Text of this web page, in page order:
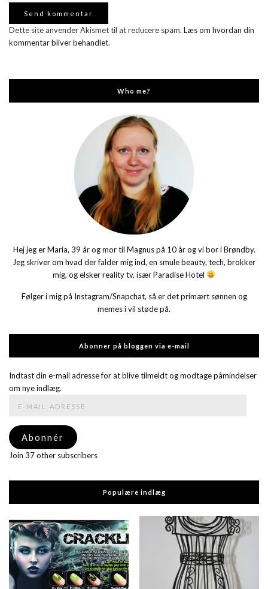
Dette site anvender Akismet til at reducere spam. Læs om hvordan din
kommentar bliver behandlet.
Who me?
Hej jeg er Maria, 39 år og mor til Magnus på 10 år og vi bor i Brøndby.
Jeg skriver om hvad der falder mig ind, en smule beauty, tech, brokker
mig, og elsker reality tv, især Paradise Hotel
Følger i mig på Instagram/Snapchat, så er det primært sønnen og
memes i vil støde på.
Abonner på bloggen via e-mail
Indtast din e-mail adresse for at blive tilmeldt og modtage påmindelser
om nye indlæg.
adresse
Abonnér
Join 37 other subscribers
Populære indlæg